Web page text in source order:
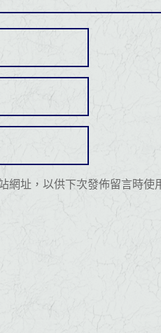
網址，以供下次發佈留言時使